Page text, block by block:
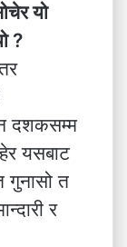
यो
?
दशकसम्म
यसबाट
गुनासो त
र